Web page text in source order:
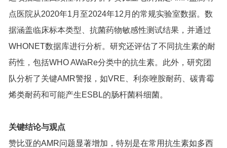
点医院从2020年1月至2024年12月的常规实验室数据。数
据涵盖临床标本类型、抗菌药物敏感性测试结果，并通过
WHONET数据库进行分析。研究还评估了不同抗生素的耐
药性，包括WHO AWaRe分类中的抗生素。此外，研究团
队分析了关键AMR警报，如VRE、利奈唑胺耐药、碳青霉
烯类耐药和可能产生ESBL的肠杆菌科细菌。
关键结论与观点
赞比亚的AMR问题显著增加，特别是在常用抗生素如多西